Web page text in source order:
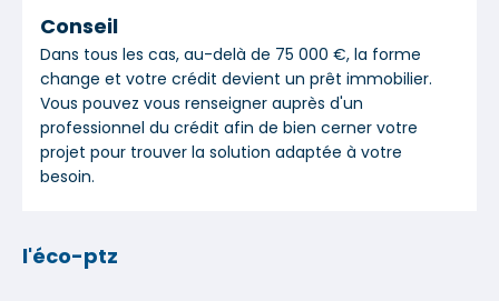
Conseil
Dans tous les cas, au-delà de 75 000 €, la forme
change et votre crédit devient un prêt immobilier.
Vous pouvez vous renseigner auprès d'un
professionnel du crédit afin de bien cerner votre
projet pour trouver la solution adaptée à votre
besoin.
l'éco-ptz